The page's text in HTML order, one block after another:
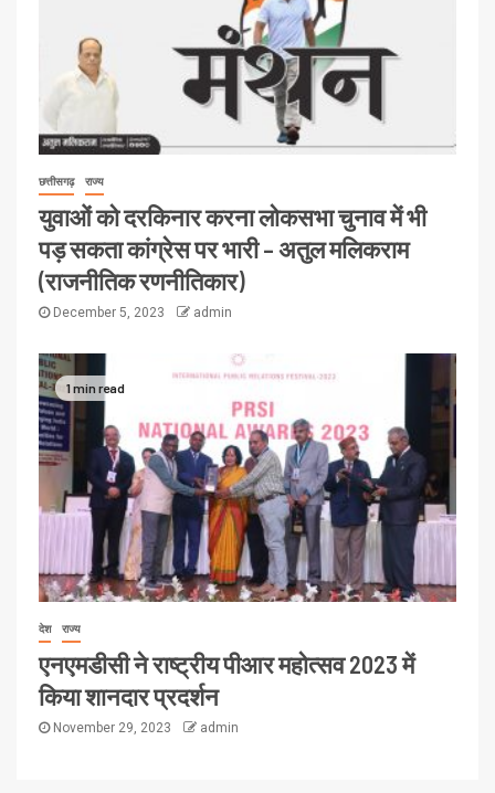
छत्तीसगढ़ राज्य
युवाओं को दरकिनार करना लोकसभा चुनाव में भी
पड़ सकता कांग्रेस पर भारी – अतुल मलिकराम
(राजनीतिक रणनीतिकार)
December 5, 2023 admin
1 min read
देश राज्य
एनएमडीसी ने राष्ट्रीय पीआर महोत्सव 2023 में
किया शानदार प्रदर्शन
November 29, 2023 admin